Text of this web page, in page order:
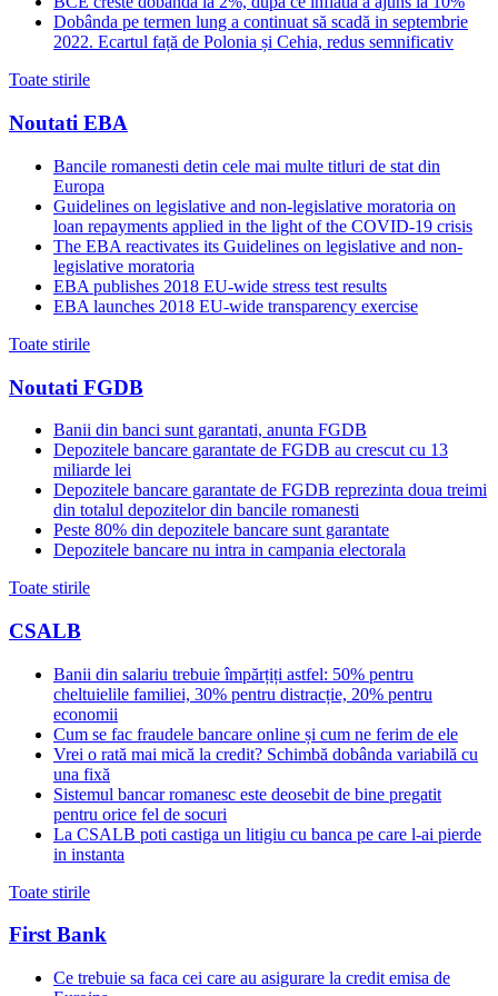
Dobânda pe termen lung a continuat să scadă in septembrie
2022. Ecartul față de Polonia și Cehia, redus semnificativ
Toate stirile
Noutati EBA
Bancile romanesti detin cele mai multe titluri de stat din
Europa
Guidelines on legislative and non-legislative moratoria on
loan repayments applied in the light of the COVID-19 crisis
The EBA reactivates its Guidelines on legislative and non-
legislative moratoria
EBA publishes 2018 EU-wide stress test results
EBA launches 2018 EU-wide transparency exercise
Toate stirile
Noutati FGDB
Banii din banci sunt garantati, anunta FGDB
Depozitele bancare garantate de FGDB au crescut cu 13
miliarde lei
Depozitele bancare garantate de FGDB reprezinta doua treimi
din totalul depozitelor din bancile romanesti
Peste 80% din depozitele bancare sunt garantate
Depozitele bancare nu intra in campania electorala
Toate stirile
CSALB
Banii din salariu trebuie împărțiți astfel: 50% pentru
cheltuielile familiei, 30% pentru distracție, 20% pentru
economii
Cum se fac fraudele bancare online și cum ne ferim de ele
Vrei o rată mai mică la credit? Schimbă dobânda variabilă cu
una fixă
Sistemul bancar romanesc este deosebit de bine pregatit
pentru orice fel de socuri
La CSALB poti castiga un litigiu cu banca pe care l-ai pierde
in instanta
Toate stirile
First Bank
Ce trebuie sa faca cei care au asigurare la credit emisa de